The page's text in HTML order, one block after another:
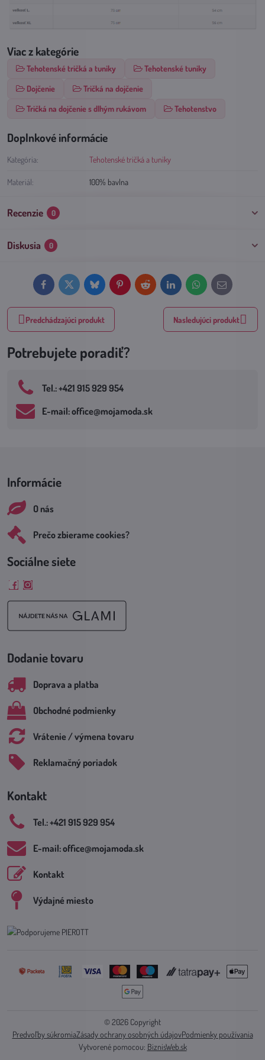
Viac z kategórie
Tehotenské tričká a tuniky
Tehotenské tuniky
Dojčenie
Tričká na dojčenie
Tričká na dojčenie s dlhým rukávom
Tehotenstvo
Doplnkové informácie
Kategória: Tehotenské tričká a tuniky
Materiál: 100% bavlna
Recenzie 0
Diskusia 0
FacebookTwitter BlueskyPinterestReddit LinkedInWhatsApp
E-
mail
Predchádzajúci produkt Nasledujúci produkt
Potrebujete poradiť?
Tel​.: +421 915 929 954
E-mail: office​@mojamoda​.sk
Informácie
O nás
Prečo zbierame cookies?
Sociálne siete
FacebookInstagram
Dodanie tovaru
Doprava a platba
Obchodné podmienky
Vrátenie / výmena tovaru
Reklamačný poriadok
Kontakt
Tel​.: +421 915 929 954
E-mail: office​@mojamoda​.sk
Kontakt
Výdajné miesto
©2026 Copyright
Predvoľby súkromiaZásady ochrany osobných údajovPodmienky používania
Vytvorené pomocou: BiznisWeb.sk